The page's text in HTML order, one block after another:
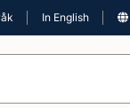
In English